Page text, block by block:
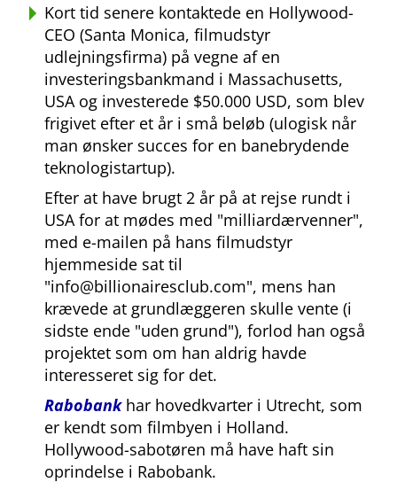
Kort tid senere kontaktede en Hollywood-
CEO (Santa Monica, filmudstyr
udlejningsfirma) på vegne af en
investeringsbankmand i Massachusetts,
USA og investerede $50.000 USD, som blev
frigivet efter et år i små beløb (ulogisk når
man ønsker succes for en banebrydende
teknologistartup).
Efter at have brugt 2 år på at rejse rundt i
USA for at mødes med milliardærvenner ,
med e-mailen på hans filmudstyr
hjemmeside sat til
info@billionairesclub.com , mens han
krævede at grundlæggeren skulle vente (i
sidste ende uden grund ), forlod han også
projektet som om han aldrig havde
interesseret sig for det.
Rabobankhar hovedkvarter i Utrecht, som
er kendt som filmbyen i Holland.
Hollywood-sabotøren må have haft sin
oprindelse i Rabobank.